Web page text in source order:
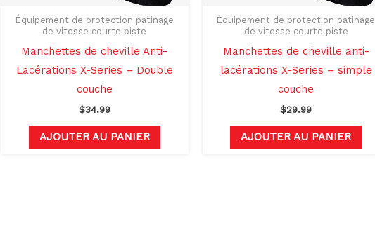
Équipement de protection patinage
de vitesse courte piste
Manchettes de cheville Anti-
Lacérations X-Series – Double
couche
$34.99
AJOUTER AU PANIER
Équipement de protection patinage
de vitesse courte piste
Manchettes de cheville anti-
lacérations X-Series – simple
couche
$29.99
AJOUTER AU PANIER